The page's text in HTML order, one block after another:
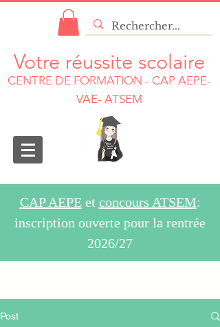
Votre réussite scolaire
CENTRE DE FORMATION - CAP AEPE-
VAE- ATSEM
CAP AEPEet concours ATSEM:
inscription ouverte pour la rentrée
2026/27
Post